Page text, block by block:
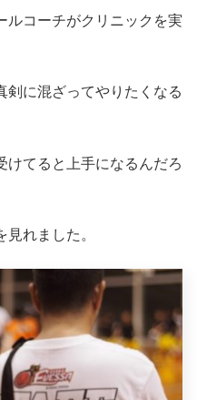
ルコーチがクリニックを実
剣に混ざってやりたくなる
けてると上手になるんだろ
れました。